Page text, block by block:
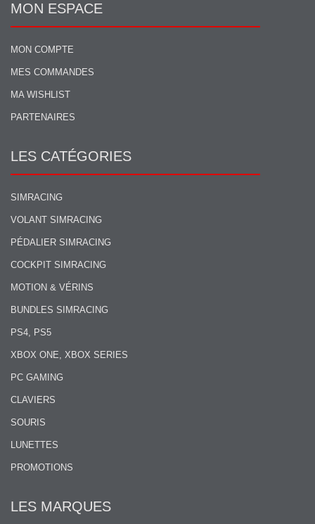
MON ESPACE
MON COMPTE
MES COMMANDES
MA WISHLIST
PARTENAIRES
LES CATÉGORIES
SIMRACING
VOLANT SIMRACING
PÉDALIER SIMRACING
COCKPIT SIMRACING
MOTION & VÉRINS
BUNDLES SIMRACING
PS4, PS5
XBOX ONE, XBOX SERIES
PC GAMING
CLAVIERS
SOURIS
LUNETTES
PROMOTIONS
LES MARQUES